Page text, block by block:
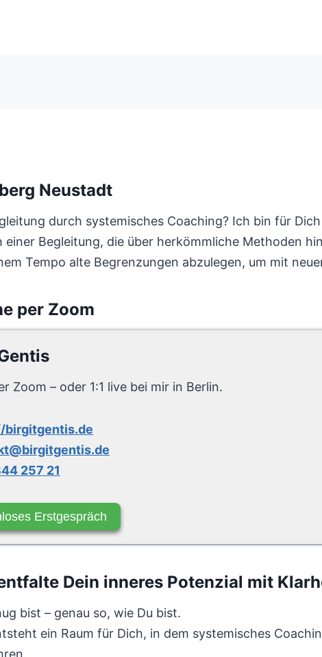
Neustadt
durch systemisches Coaching? Ich bin für
Begleitung, die über herkömmliche Methoden
Tempo alte Begrenzungen abzulegen, um mit
per Zoom
Zoom – oder 1:1 live bei mir in Berlin.
birgitgentis.de
257 21
Erstgespräch
Dein inneres Potenzial mit
bist – genau so, wie Du bist.
ein Raum für Dich, in dem systemisches